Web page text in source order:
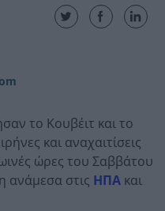
το Κουβέιτ και το
και αναχαιτίσεις
ώρες του Σαββάτου
ανάμεσα στις ΗΠΑ και